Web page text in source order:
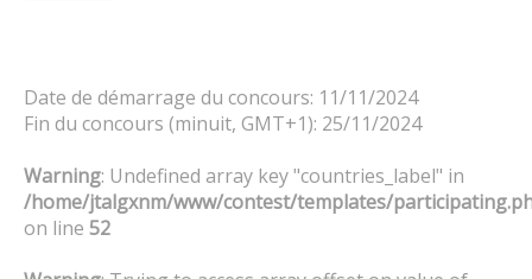
Date de démarrage du concours: 11/11/2024
Fin du concours (minuit, GMT+1): 25/11/2024
Warning: Undefined array key "countries_label" in
/home/jtalgxnm/www/contest/templates/
on line 52